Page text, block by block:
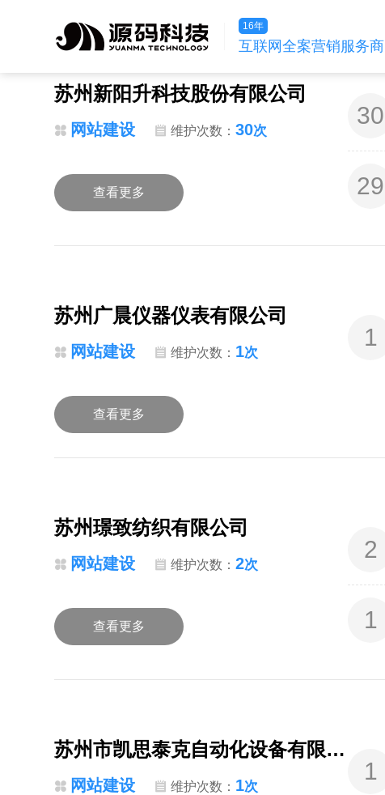
16年
互联网全案营销服务商
苏州新阳升科技股份有限公司
网站建设 维护次数：30次
查看更多
30
29
苏州广晨仪器仪表有限公司
网站建设 维护次数： 1次
查看更多
1
苏州璟致纺织有限公司
网站建设 维护次数：2次
查看更多
2
1
苏州市凯思泰克自动化设备有限公司
网站建设 维护次数： 1次
1